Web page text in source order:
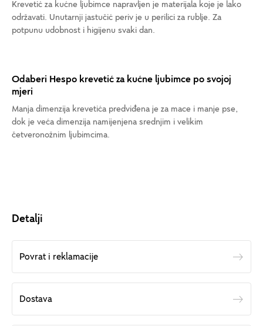
Krevetić za kućne ljubimce napravljen je materijala koje je lako
održavati. Unutarnji jastučić periv je u perilici za rublje. Za
potpunu udobnost i higijenu svaki dan.
Odaberi Hespo krevetić za kućne ljubimce po svojoj
mjeri
Manja dimenzija krevetića predviđena je za mace i manje pse,
dok je veća dimenzija namijenjena srednjim i velikim
četveronožnim ljubimcima.
Detalji
Povrat i reklamacije
Dostava